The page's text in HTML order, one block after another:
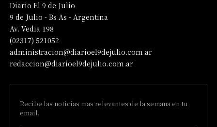
Diario El 9 de Julio
9 de Julio - Bs As - Argentina
Av. Vedia 198
(02317) 521052
administracion@diarioel9dejulio.com.ar
redaccion@diarioel9dejulio.com.ar
Recibe las noticias mas relevantes de la semana en tu
email.